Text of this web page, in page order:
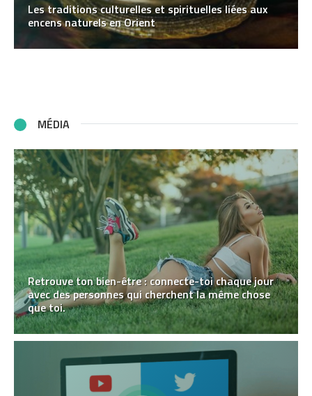
Les traditions culturelles et spirituelles liées aux
encens naturels en Orient
MÉDIA
Retrouve ton bien-être : connecte-toi chaque jour
avec des personnes qui cherchent la même chose
que toi.